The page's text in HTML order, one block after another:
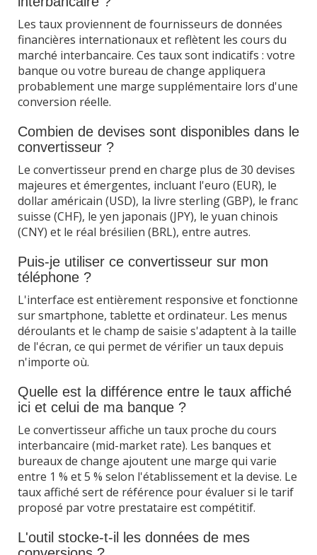
Les taux proviennent de fournisseurs de données
financières internationaux et reflètent les cours du
marché interbancaire. Ces taux sont indicatifs : votre
banque ou votre bureau de change appliquera
probablement une marge supplémentaire lors d'une
conversion réelle.
Combien de devises sont disponibles dans le
convertisseur ?
Le convertisseur prend en charge plus de 30 devises
majeures et émergentes, incluant l'euro (EUR), le
dollar américain (USD), la livre sterling (GBP), le franc
suisse (CHF), le yen japonais (JPY), le yuan chinois
(CNY) et le réal brésilien (BRL), entre autres.
Puis-je utiliser ce convertisseur sur mon
téléphone ?
L'interface est entièrement responsive et fonctionne
sur smartphone, tablette et ordinateur. Les menus
déroulants et le champ de saisie s'adaptent à la taille
de l'écran, ce qui permet de vérifier un taux depuis
n'importe où.
Quelle est la différence entre le taux affiché
ici et celui de ma banque ?
Le convertisseur affiche un taux proche du cours
interbancaire (mid-market rate). Les banques et
bureaux de change ajoutent une marge qui varie
entre 1 % et 5 % selon l'établissement et la devise. Le
taux affiché sert de référence pour évaluer si le tarif
proposé par votre prestataire est compétitif.
L'outil stocke-t-il les données de mes